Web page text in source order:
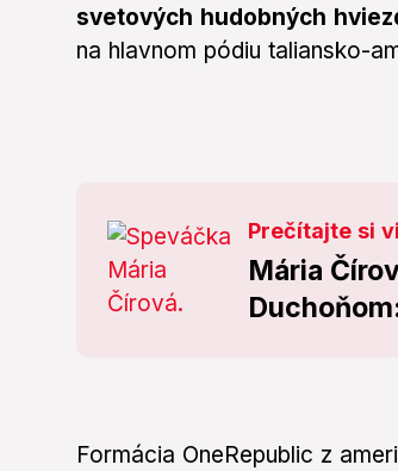
svetových hudobných
na hlavnom pódiu taliansko-
Prečítajte si
Mária
Formácia OneRepublic z